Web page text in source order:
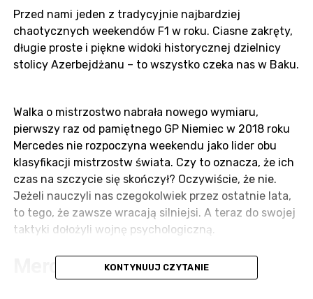
Przed nami jeden z tradycyjnie najbardziej
chaotycznych weekendów F1 w roku. Ciasne zakręty,
długie proste i piękne widoki historycznej dzielnicy
stolicy Azerbejdżanu – to wszystko czeka nas w Baku.
Walka o mistrzostwo nabrała nowego wymiaru,
pierwszy raz od pamiętnego GP Niemiec w 2018 roku
Mercedes nie rozpoczyna weekendu jako lider obu
klasyfikacji mistrzostw świata. Czy to oznacza, że ich
czas na szczycie się skończył? Oczywiście, że nie.
Jeżeli nauczyli nas czegokolwiek przez ostatnie lata,
to tego, że zawsze wracają silniejsi. A teraz do swojej
taktyki dołożyli wojnę psychologiczną.
Mercedes vs Red Bull
KONTYNUUJ CZYTANIE